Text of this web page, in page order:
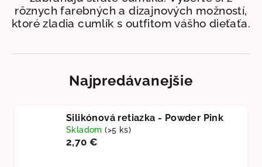
rôznych farebných a dizajnových možností,
ktoré zladia cumlík s outfitom vášho dieťaťa.
Najpredávanejšie
Silikónová retiazka - Powder Pink
Skladom(>5 ks)
2,70 €